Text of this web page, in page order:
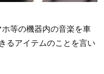
等の機器内の音楽を車
るアイテムのことを言い